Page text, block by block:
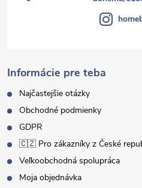
Informácie pre teba
Najčastejšie otázky
Obchodné podmienky
GDPR
🇨🇿 Pro zákazníky z České
Veľkoobchodná spolupráca
Moja objednávka